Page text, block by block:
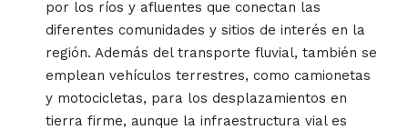
por los ríos y afluentes que conectan las
diferentes comunidades y sitios de interés en la
región. Además del transporte fluvial, también se
emplean vehículos terrestres, como camionetas
y motocicletas, para los desplazamientos en
tierra firme, aunque la infraestructura vial es